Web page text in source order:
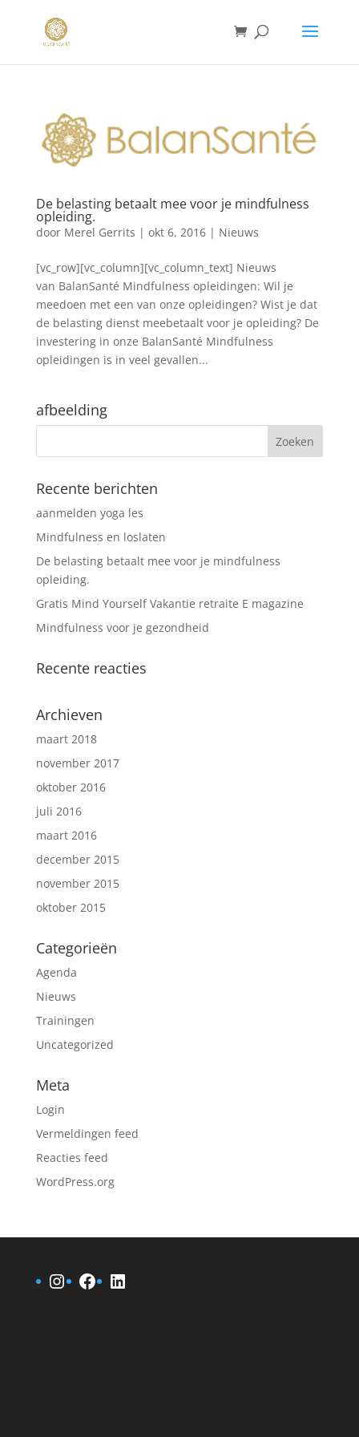
De belasting betaalt mee voor je mindfulness
opleiding.
door Merel Gerrits | okt 6, 2016| Nieuws
[vc_row][vc_column][vc_column_text] Nieuws
van BalanSanté Mindfulness opleidingen: Wil je
meedoen met een van onze opleidingen? Wist je dat
de belasting dienst meebetaalt voor je opleiding? De
investering in onze BalanSanté Mindfulness
opleidingen is in veel gevallen...
afbeelding
Recente berichten
aanmelden yoga les
Mindfulness en loslaten
De belasting betaalt mee voor je mindfulness
opleiding.
Gratis Mind Yourself Vakantie retraite E magazine
Mindfulness voor je gezondheid
Recente reacties
Archieven
maart 2018
november 2017
oktober 2016
juli 2016
maart 2016
december 2015
november 2015
oktober 2015
Categorieën
Agenda
Nieuws
Trainingen
Uncategorized
Meta
Login
Vermeldingen feed
Reacties feed
WordPress.org
Instagram
Facebook
LinkedIn